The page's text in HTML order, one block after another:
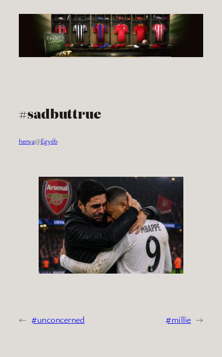
tartalomhoz
#sadbuttrue
henya@Egyéb
← #unconcerned #millie →